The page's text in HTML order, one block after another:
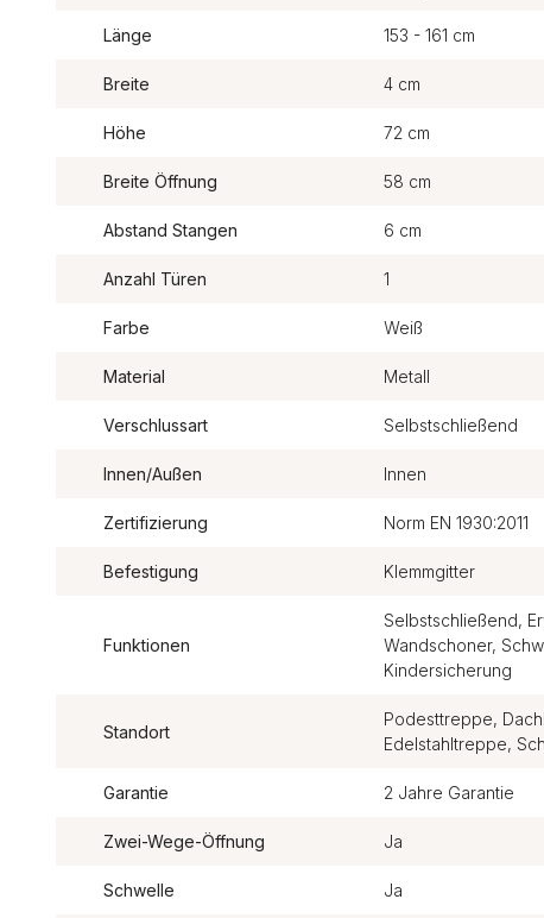
Länge 153 - 161 cm
Breite 4 cm
Höhe 72 cm
Breite Öffnung 58 cm
Abstand Stangen 6 cm
Anzahl Türen 1
Farbe Weiß
Material Metall
Verschlussart Selbstschließend
Innen/Außen Innen
Zertifizierung Norm EN 1930:2011
Befestigung Klemmgitter
Funktionen
Selbstschließend,
Wandschoner,
Kindersicherung
Standort
Podesttreppe,
Edelstahltreppe,
Garantie 2 Jahre Garantie
Zwei-Wege-Öffnung Ja
Schwelle Ja